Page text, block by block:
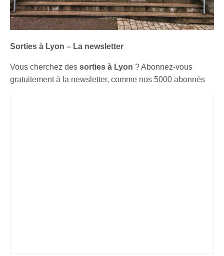
Sorties à Lyon – La newsletter
Vous cherchez dessorties à Lyon ? Abonnez-vous
gratuitement à la newsletter, comme nos 5000 abonnés